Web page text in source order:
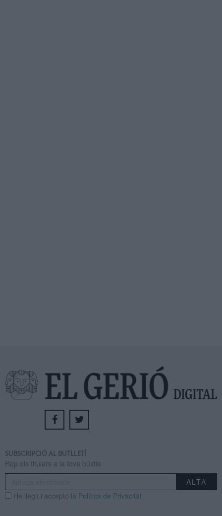
SUBSCRIPCIÓ AL BUTLLETÍ
Rep els titulars a la teva bústia
He llegit i accepto la Política de Privacitat